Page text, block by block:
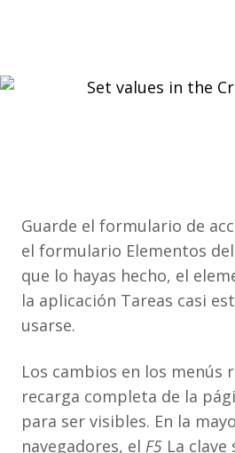
Guarde el formulario de
el formulario Elementos
que lo hayas hecho, el
la aplicación Tareas casi
usarse.
Los cambios en los menús
recarga completa de la
para ser visibles. En la
navegadores, el F5 La